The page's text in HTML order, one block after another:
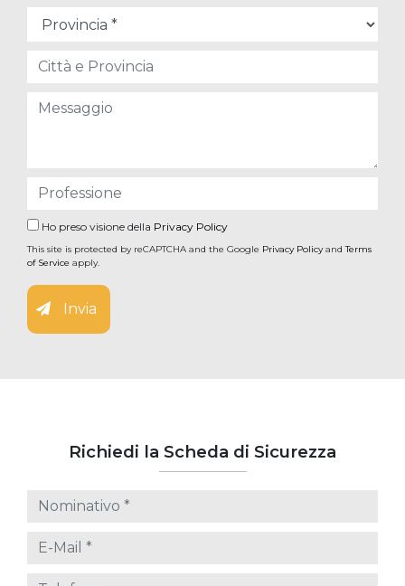
Ho preso visione della Privacy Policy
This site is protected by reCAPTCHA and the Google Privacy PolicyandTerms
of Service apply.
Invia
Richiedi la Scheda di Sicurezza